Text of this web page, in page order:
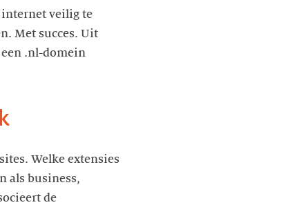
veilig te
Met succes. Uit
.nl-domein
Welke extensies
als business,
de